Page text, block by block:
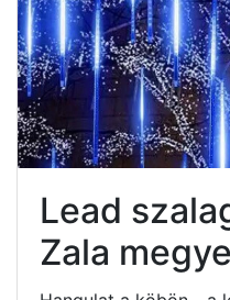
Lead
Zala megye